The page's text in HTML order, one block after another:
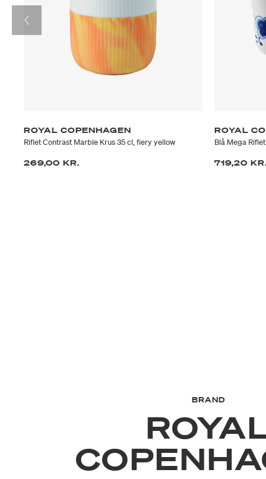
ROYAL COPENHAGEN
Riflet Contrast Marble Krus 35 cl, fiery yellow
269,00 KR.
ROYAL
Blå Mega
719,20
BRAND